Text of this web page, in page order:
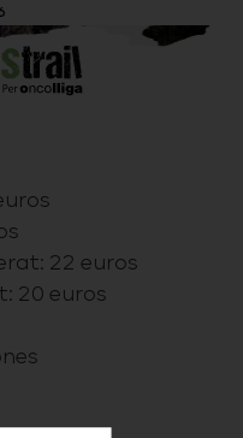
22 euros
20 euros